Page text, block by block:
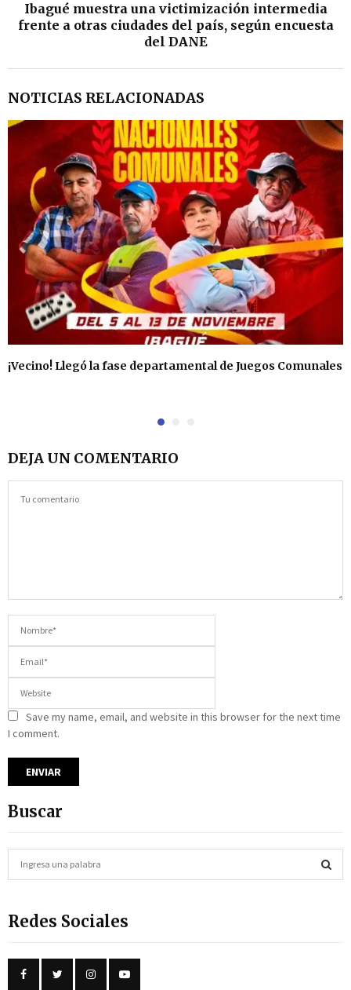
Ibagué muestra una victimización intermedia
frente a otras ciudades del país, según encuesta
del DANE
NOTICIAS RELACIONADAS
¡Vecino! Llegó la fase departamental de Juegos Comunales
DEJA UN COMENTARIO
Save my name, email, and website in this browser for the next time
I comment.
Buscar
c
f
Redes Sociales